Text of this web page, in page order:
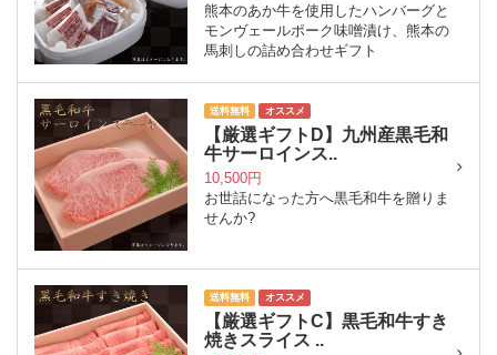
熊本のあか牛を使用したハンバーグと
モンヴェールポーク味噌漬け、熊本の
馬刺しの詰め合わせギフト
送料無料 オススメ
【厳選ギフトD】九州産黒毛和
牛サーロインス..
10,500円
お世話になった方へ黒毛和牛を贈りま
せんか?
送料無料 オススメ
【厳選ギフトC】黒毛和牛すき
焼きスライス ..